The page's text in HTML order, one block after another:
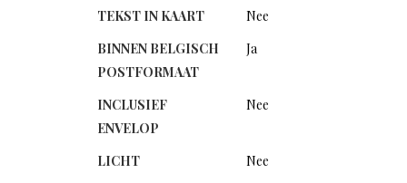
TEKST IN KAART
Nee
BINNEN BELGISCH
POSTFORMAAT
Ja
INCLUSIEF
ENVELOP
Nee
LICHT
Nee